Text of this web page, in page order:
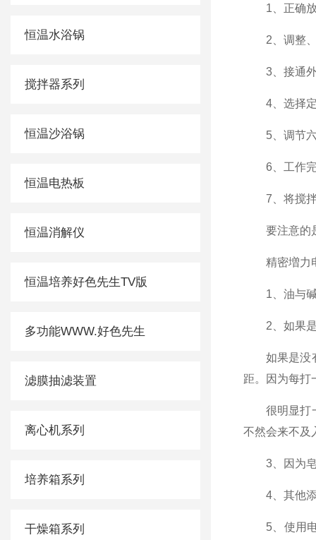
恒温水浴锅
搅拌器系列
恒温沙浴锅
恒温电热板
恒温消解仪
恒温培养好色先生TV版
多功能WWW.好色先生
滤膜抽滤装置
离心机系列
培养箱系列
干燥箱系列
1、正确放
2、调整
3、接通外电
4、选择定时
5、调节六
6、工作完
7、将搅拌
要注意的是
精密増力电动
1、油与
2、如果
如果是没有调
距。因为每
很明显打一下
不然会来不及入
3、因为
4、其他
5、使用